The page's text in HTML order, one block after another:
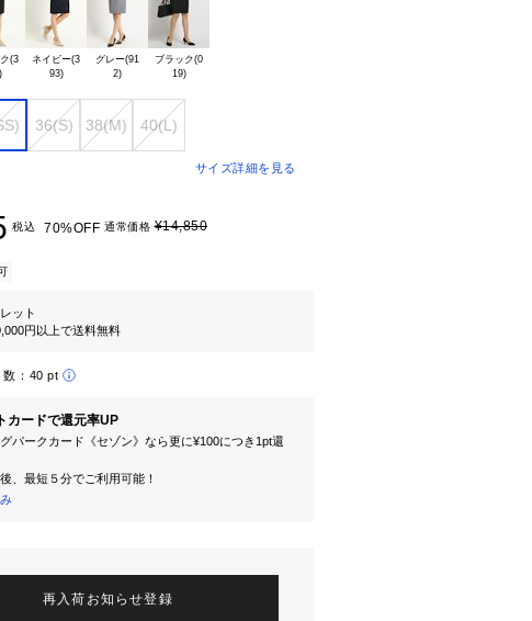
(3
19)
ネイビー(3
93)
グレー(91
ブラック(0
19)
36(S) 38(M) 40(L)
サイズ詳細を見る
税込 70%OFF 通常価格¥14,850
ット
円以上で送料無料
： 40 pt
カードで還元率UP
パークカード《セゾン》なら更に¥100につき1pt還
、最短５分でご利用可能！
再入荷お知らせ登録